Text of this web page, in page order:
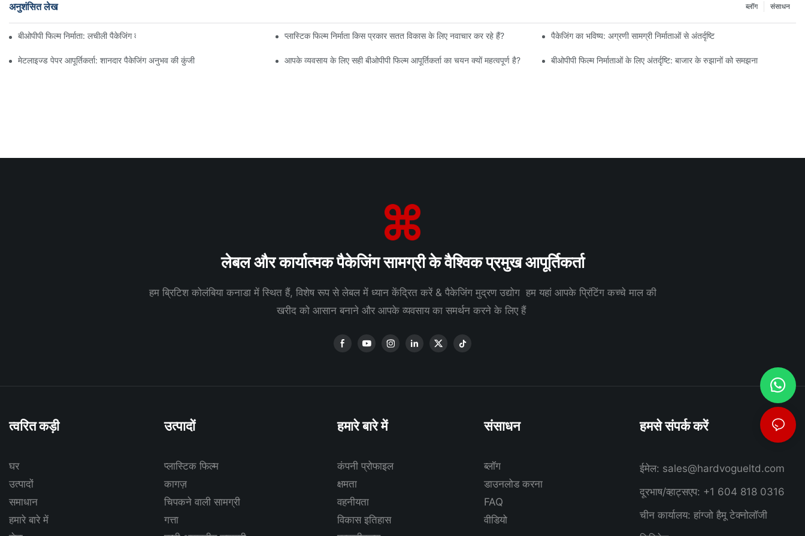
अनुशंसित लेख संसाधन
ब्लॉग
बीओपीपी फिल्म निर्माता: लचीली पैकेजिंग की रीढ़ की हड्डी प्लास्टिक फिल्म निर्माता किस प्रकार सतत विकास के लिए नवाचार कर रहे हैं? पैकेजिंग का भविष्य: अग्रणी सामग्री निर्माताओं से अंतर्दृष्टि
मेटलाइज्ड पेपर आपूर्तिकर्ता: शानदार पैकेजिंग अनुभव की कुंजी आपके व्यवसाय के लिए सही बीओपीपी फिल्म आपूर्तिकर्ता का चयन क्यों महत्वपूर्ण है? बीओपीपी फिल्म निर्माताओं के लिए अंतर्दृष्टि: बाजार के रुझानों को समझना
लेबल और कार्यात्मक पैकेजिंग सामग्री के वैश्विक प्रमुख आपूर्तिकर्ता
हम ब्रिटिश कोलंबिया कनाडा में स्थित हैं, विशेष रूप से लेबल में ध्यान केंद्रित करें & पैकेजिंग मुद्रण उद्योग हम यहां आपके प्रिंटिंग कच्चे माल की
खरीद को आसान बनाने और आपके व्यवसाय का समर्थन करने के लिए हैं
त्वरित कड़ी
घर
उत्पादों
समाधान
हमारे बारे में
उत्पादों
प्लास्टिक फिल्म
कागज़
चिपकने वाली सामग्री
गत्ता
हमारे बारे में
कंपनी प्रोफाइल
क्षमता
वहनीयता
विकास इतिहास
संसाधन
ब्लॉग
डाउनलोड करना
FAQ
वीडियो
हमसे संपर्क करें
ईमेल: sales@hardvogueltd.com
दूरभाष/व्हाट्सएप: +1 604 818 0316
चीन कार्यालय: हांग्जो हैमू टेक्नोलॉजी